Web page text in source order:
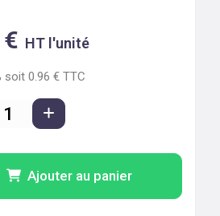
€ HT l'unité
soit 0.96 € TTC
Ajouter au panier